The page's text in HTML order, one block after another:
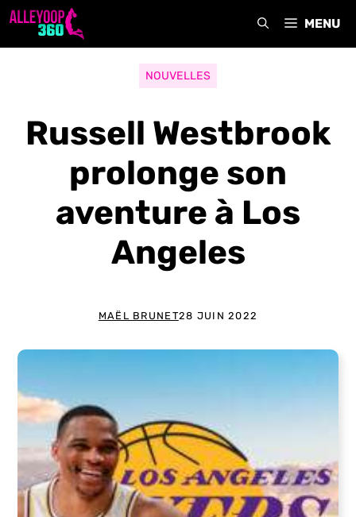
Aller
MENU
NOUVELLES
Russell Westbrook
prolonge son
aventure à Los
Angeles
MAËL BRUNET28 JUIN 2022